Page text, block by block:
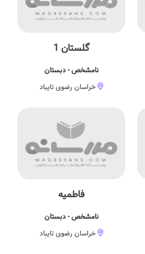
گلستان 1
نامشخص - دبستان
خراسان رضوی تایباد
فاطمیه
نامشخص - دبستان
خراسان رضوی تایباد